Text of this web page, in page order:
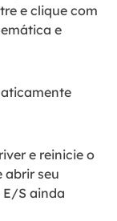
e clique com
e
e reinicie o
abrir seu
S ainda